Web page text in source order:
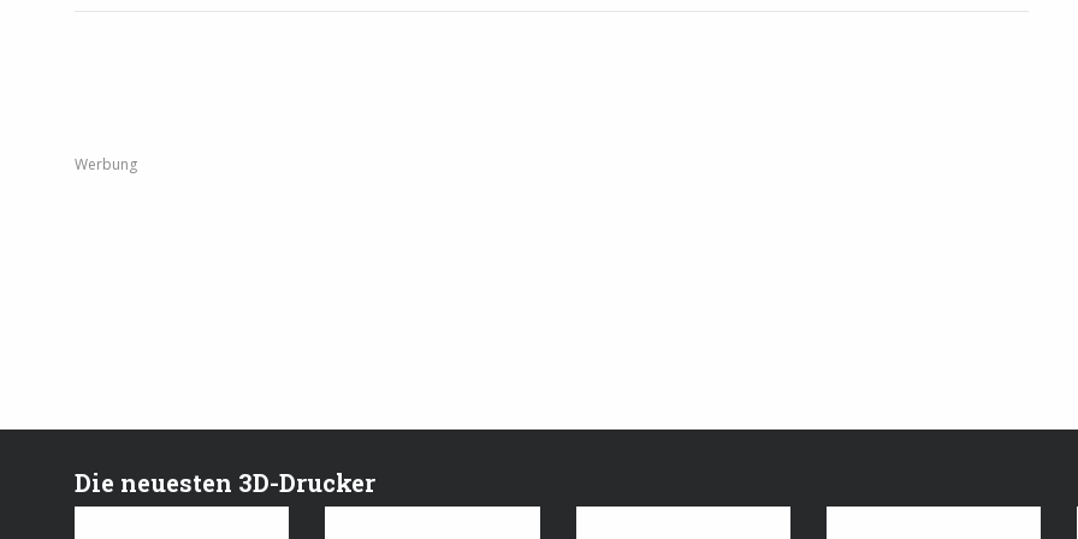
Werbung
Die neuesten 3D-Drucker